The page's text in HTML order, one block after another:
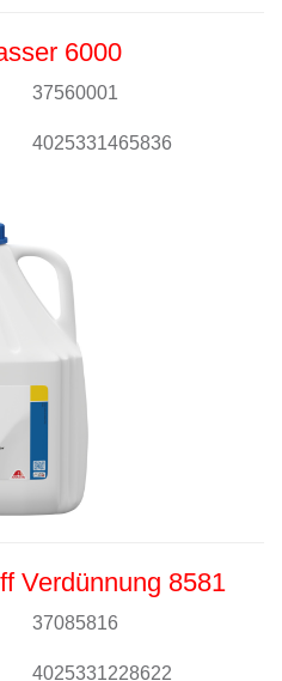
6000
37560001
4025331465836
Verdünnung 8581
37085816
4025331228622